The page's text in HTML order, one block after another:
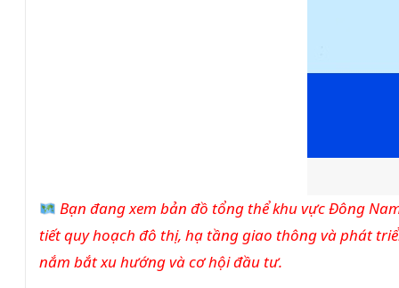
Bạn đang xem bản đồ tổng thể khu vực Đông
tiết quy hoạch đô thị, hạ tầng giao thông và phát
nắm bắt xu hướng và cơ hội đầu tư.